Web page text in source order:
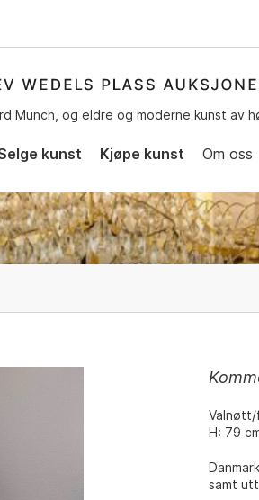
Munch, og eldre og moderne kunst av
kunst Kjøpe kunst Om oss
H: 79
samt